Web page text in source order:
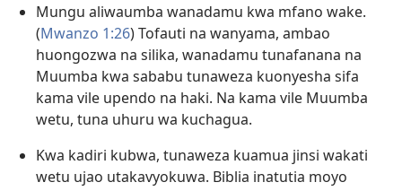
Mungu aliwaumba wanadamu kwa mfano wake.
(Mwanzo 1:26) Tofauti na wanyama, ambao
huongozwa na silika, wanadamu tunafanana na
Muumba kwa sababu tunaweza kuonyesha sifa
kama vile upendo na haki. Na kama vile Muumba
wetu, tuna uhuru wa kuchagua.
Kwa kadiri kubwa, tunaweza kuamua jinsi wakati
wetu ujao utakavyokuwa. Biblia inatutia moyo